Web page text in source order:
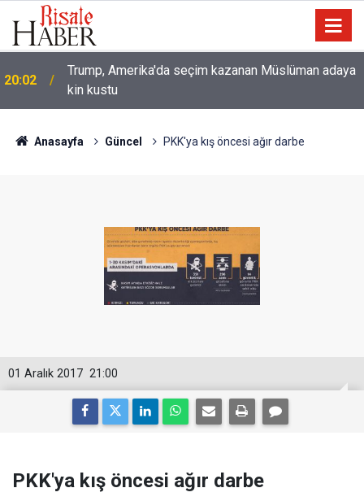
20:02
Trump, Amerika'da seçim kazanan Müslüman adaya
kin kustu
Anasayfa Güncel PKK'ya kış öncesi ağır darbe
21:00
01 Aralık 2017
PKK'ya kış öncesi ağır darbe